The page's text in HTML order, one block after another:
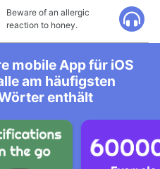
Beware of an allergic
reaction to honey.
mobile App für iOS
am häufigsten
enthält